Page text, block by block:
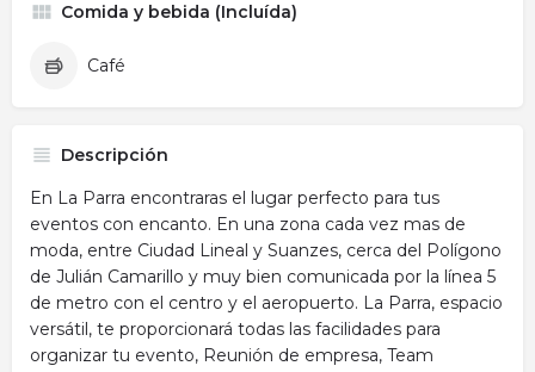
Comida y bebida (Incluída)
Café
Descripción
En La Parra encontraras el lugar perfecto para tus
eventos con encanto. En una zona cada vez mas de
moda, entre Ciudad Lineal y Suanzes, cerca del Polígono
de Julián Camarillo y muy bien comunicada por la línea 5
de metro con el centro y el aeropuerto. La Parra, espacio
versátil, te proporcionará todas las facilidades para
organizar tu evento, Reunión de empresa, Team